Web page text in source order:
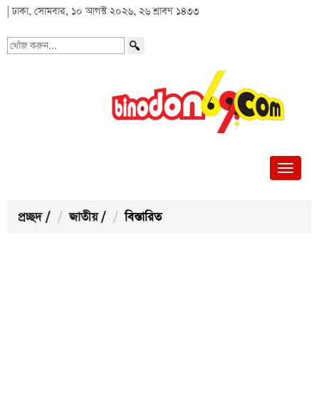
| ঢাকা, সোমবার, ১০ আগস্ট ২০২৬, ২৬ শ্রাবণ ১৪৩৩
খোঁজ
প্রচ্ছদ / জাতীয় / বিস্তারিত